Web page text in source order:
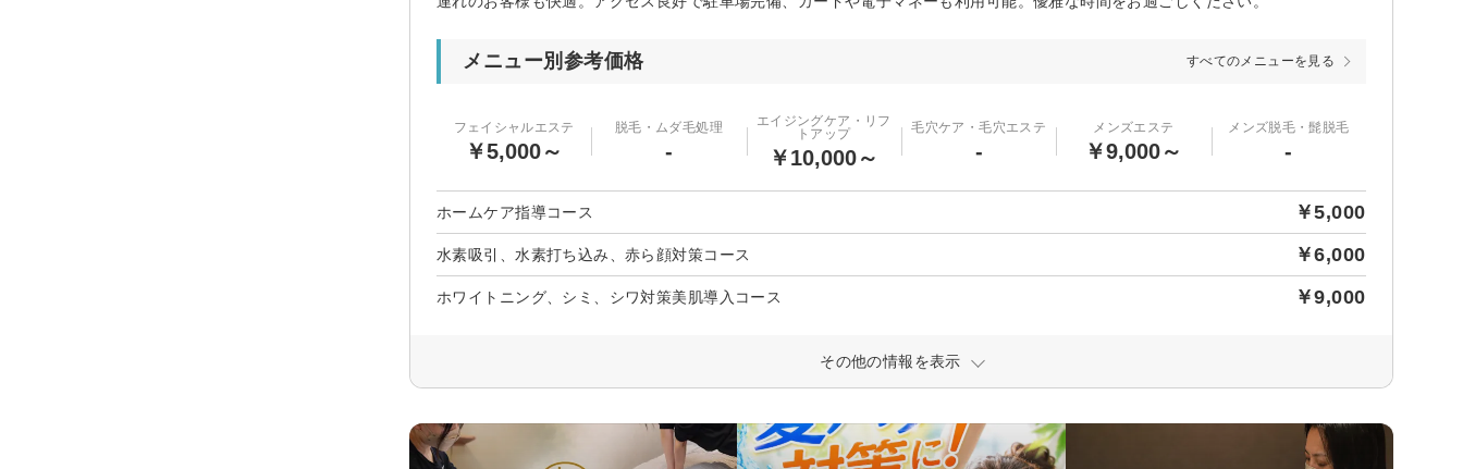
メニュー別参考価格 すべてのメニューを見る
フェイシャルエステ
￥5,000～
脱毛・ムダ毛処理
-
エイジングケア・リフ
トアップ
￥10,000～
毛穴ケア・毛穴エステ
-
メンズエステ
￥9,000～
メンズ脱毛・髭脱毛
-
ホームケア指導コース ￥5,000
水素吸引、水素打ち込み、赤ら顔対策コース ￥6,000
ホワイトニング、シミ、シワ対策美肌導入コース ￥9,000
その他の情報を表示